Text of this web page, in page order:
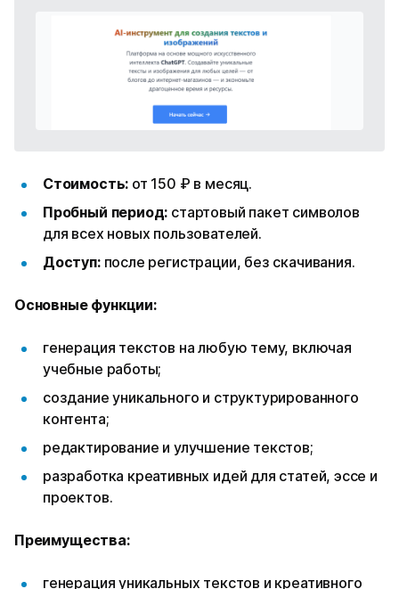
Стоимость: от 150 ₽ в месяц.
Пробный период: стартовый пакет символов
для всех новых пользователей.
Доступ:после регистрации, без скачивания.
Основные функции:
генерация текстов на любую тему, включая
учебные работы;
создание уникального и структурированного
контента;
редактирование и улучшение текстов;
разработка креативных идей для статей, эссе и
проектов.
Преимущества:
генерация уникальных текстов и креативного